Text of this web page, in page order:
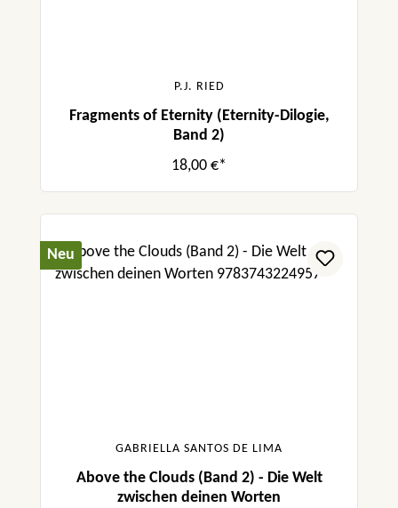
P.J. RIED
Fragments of Eternity (Eternity-Dilogie,
Band 2)
18,00 €*
Neu
GABRIELLA SANTOS DE LIMA
Above the Clouds (Band 2) - Die Welt
zwischen deinen Worten